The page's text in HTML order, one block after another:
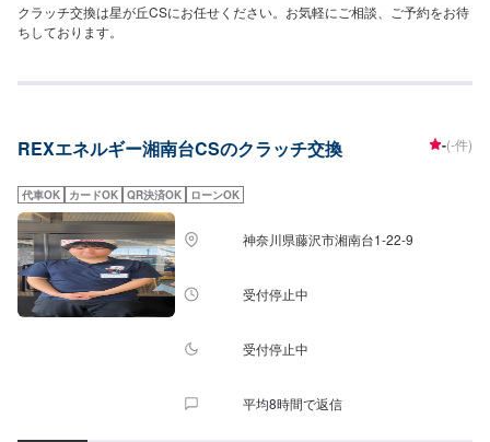
クラッチ交換は星が丘CSにお任せください。お気軽にご相談、ご予約をお待
ちしております。
REXエネルギー湘南台CSのクラッチ交換 -(-件)
代車OK カードOK QR決済OK ローンOK
神奈川県藤沢市湘南台1-22-9
受付停止中
受付停止中
平均8時間で返信